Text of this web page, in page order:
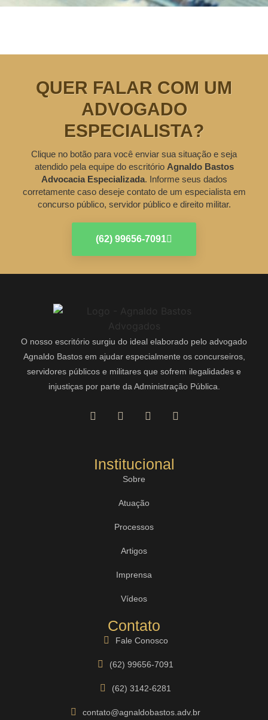
QUER FALAR COM UM
ADVOGADO
ESPECIALISTA?
Clique no botão para você enviar sua situação e seja
atendido pela equipe do escritório Agnaldo Bastos
Advocacia Especializada. Informe seus dados
corretamente caso deseje contato de um especialista em
concurso público, servidor público e direito militar.
(62) 99656-7091
O nosso escritório surgiu do ideal elaborado pelo advogado
Agnaldo Bastos em ajudar especialmente os concurseiros,
servidores públicos e militares que sofrem ilegalidades e
injustiças por parte da Administração Pública.
Institucional
Sobre
Atuação
Processos
Artigos
Imprensa
Vídeos
Contato
Fale Conosco
(62) 99656-7091
(62) 3142-6281
contato@agnaldobastos.adv.br